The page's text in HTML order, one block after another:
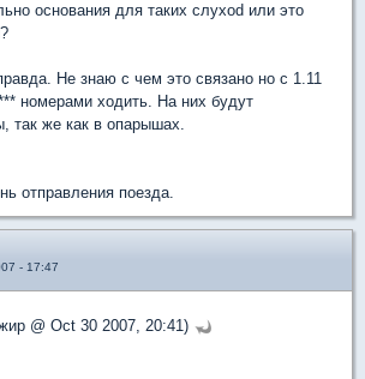
основания для таких слухоd или это
Не знаю с чем это связано но с 1.11
номерами ходить. На них будут
так же как в опарышах.
отправления поезда.
- 17:47
@ Oct 30 2007, 20:41)